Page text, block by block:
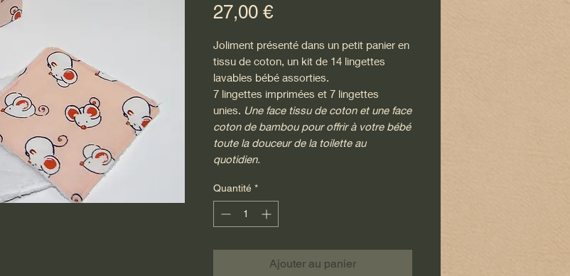
27,00 €Prix
Joliment présenté dans un petit panier en
tissu de coton, un kit de 14 lingettes
lavables bébé assorties.
7 lingettes imprimées et 7 lingettes
unies. Une face tissu de coton et une face
coton de bambou pour offrir à votre bébé
toute la douceur de la toilette au
quotidien.
Quantité *
Ajouter au panier